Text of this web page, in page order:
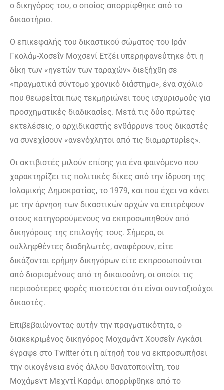
ο δικηγόρος του, ο οποίος απορρίφθηκε από το
δικαστήριο.
Ο επικεφαλής του δικαστικού σώματος του Ιράν
Γκολάμ-Χοσεΐν Μοχσενί Ετζέι υπερηφανεύτηκε ότι η
δίκη των «ηγετών των ταραχών» διεξήχθη σε
«πραγματικά σύντομο χρονικό διάστημα», ένα σχόλιο
που θεωρείται πως τεκμηριώνει τους ισχυρισμούς για
προσχηματικές διαδικασίες. Μετά τις δύο πρώτες
εκτελέσεις, ο αρχιδικαστής ενθάρρυνε τους δικαστές
να συνεχίσουν «ανενόχλητοι από τις διαμαρτυρίες».
Οι ακτιβιστές μιλούν επίσης για ένα φαινόμενο που
χαρακτηρίζει τις πολιτικές δίκες από την ίδρυση της
Ισλαμικής Δημοκρατίας, το 1979, και που έχει να κάνει
με την άρνηση των δικαστικών αρχών να επιτρέψουν
στους κατηγορούμενους να εκπροσωπηθούν από
δικηγόρους της επιλογής τους. Σήμερα, οι
συλληφθέντες διαδηλωτές, αναφέρουν, είτε
δικάζονται ερήμην δικηγόρων είτε εκπροσωπούνται
από διορισμένους από τη δικαιοσύνη, οι οποίοι τις
περισσότερες φορές πιστεύεται ότι είναι συνταξιούχοι
δικαστές.
Επιβεβαιώνοντας αυτήν την πραγματικότητα, ο
διακεκριμένος δικηγόρος Μοχαμάντ Χουσεΐν Αγκάσι
έγραψε στο Twitter ότι η αίτησή του να εκπροσωπήσει
την οικογένεια ενός άλλου θανατοποινίτη, του
Μοχάμεντ Μεχντί Καράμι απορρίφθηκε από το